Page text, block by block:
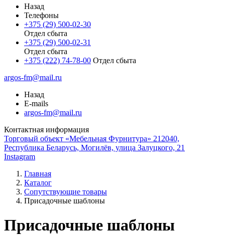
Назад
Телефоны
+375 (29) 500-02-30
Отдел сбыта
+375 (29) 500-02-31
Отдел сбыта
+375 (222) 74-78-00 Отдел сбыта
argos-fm@mail.ru
Назад
E-mails
argos-fm@mail.ru
Контактная информация
Торговый объект «Мебельная Фурнитура» 212040,
Республика Беларусь, Могилёв, улица Залуцкого, 21
Instagram
Главная
Каталог
Сопутствующие товары
Присадочные шаблоны
Присадочные шаблоны